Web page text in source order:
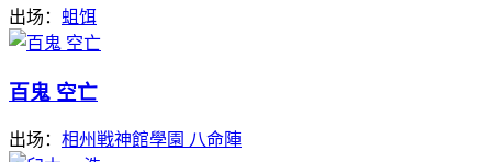
出场： 蛆饵
百鬼 空亡
出场： 相州戦神館學園 八命陣